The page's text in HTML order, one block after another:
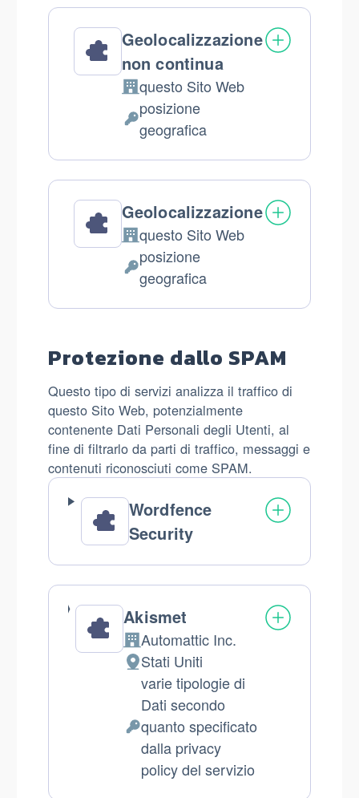
Geolocalizzazione
non continua
Azienda:
questo Sito Web
Dati
posizione
geografica
Geolocalizzazione
Azienda:
questo Sito Web
Dati
posizione
geografica
Protezione dallo SPAM
Questo tipo di servizi analizza il traffico di
questo Sito Web, potenzialmente
contenente Dati Personali degli Utenti, al
fine di filtrarlo da parti di traffico, messaggi e
contenuti riconosciuti come SPAM.
Wordfence
Security
Akismet
Azienda:
Automattic Inc.
Luogo
del
trattamento:
Stati Uniti
Dati
Personali
trattati:
varie tipologie di
Dati secondo
quanto specificato
dalla privacy
policy del servizio